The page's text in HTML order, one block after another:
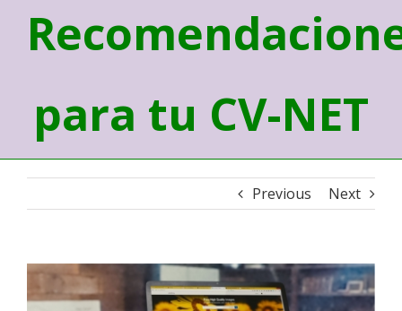
para tu CV-NET
Previous Next
View
Larger